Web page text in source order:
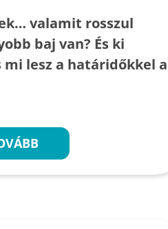
valamit rosszul
baj van? És ki
lesz a határidőkkel a